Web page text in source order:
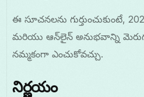
ఈ సూచనలను గుర్తుంచుకుంటే,
మరియు ఆన్‌లైన్ అనుభవాన్ని
నమ్మకంగా ఎంచుకోవచ్చు.
నిర్ణయం